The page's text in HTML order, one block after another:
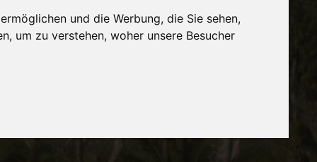
und die Werbung, die Sie sehen,
um zu verstehen, woher unsere Besucher